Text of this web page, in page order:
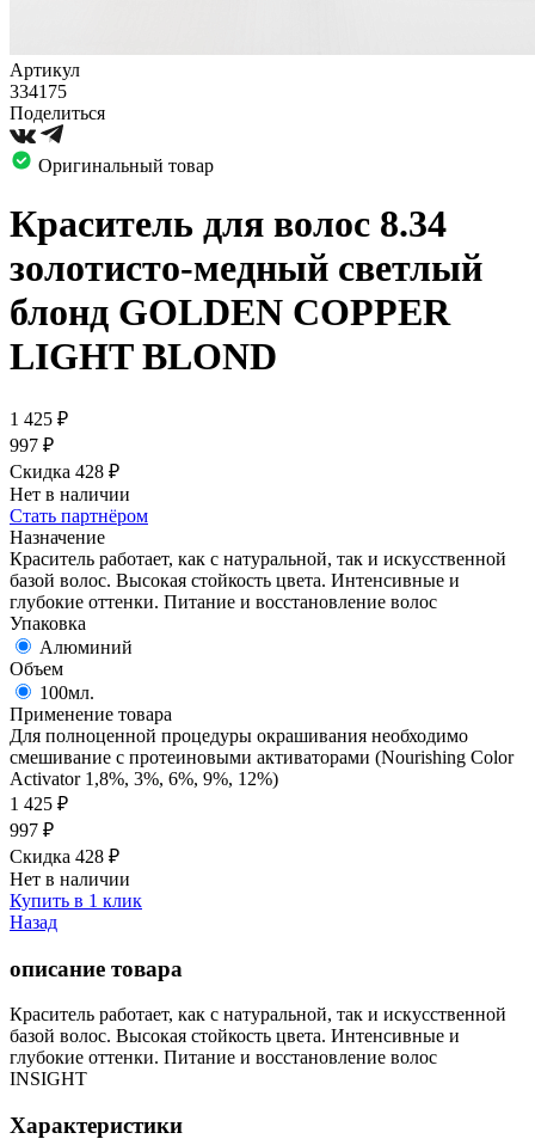
Артикул
334175
Поделиться
Оригинальный товар
Краситель для волос 8.34
золотисто-медный светлый
блонд GOLDEN COPPER
LIGHT BLOND
1 425 ₽
997 ₽
Скидка 428 ₽
Нет в наличии
Стать партнёром
Назначение
Краситель работает, как с натуральной, так и искусственной
базой волос. Высокая стойкость цвета. Интенсивные и
глубокие оттенки. Питание и восстановление волос
Упаковка
Алюминий
Объем
100мл.
Применение товара
Для полноценной процедуры окрашивания необходимо
смешивание с протеиновыми активаторами (Nourishing Color
Activator 1,8%, 3%, 6%, 9%, 12%)
1 425 ₽
997 ₽
Скидка 428 ₽
Нет в наличии
Купить в 1 клик
Назад
описание товара
Краситель работает, как с натуральной, так и искусственной
базой волос. Высокая стойкость цвета. Интенсивные и
глубокие оттенки. Питание и восстановление волос
INSIGHT
Характеристики